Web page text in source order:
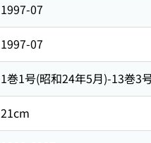
1997-07
1997-07
1巻1号(昭和24年5月)-13巻3
21cm